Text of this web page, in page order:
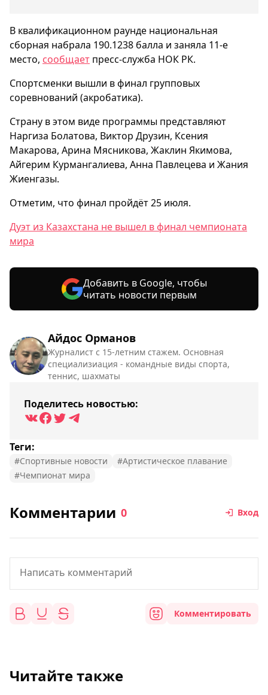
Айдос Орманов
Журналист с 15-летним стажем. Основная
специализиация - командные виды спорта,
теннис, шахматы
Поделитесь новостью:
Теги:
#Спортивные новости
#Артистическое плавание
#Чемпионат мира
В квалификационном раунде национальная
сборная набрала 190.1238 балла и заняла 11-е
место, сообщает пресс-служба НОК РК.
Спортсменки вышли в финал групповых
соревнований (акробатика).
Страну в этом виде программы представляют
Наргиза Болатова, Виктор Друзин, Ксения
Макарова, Арина Мясникова, Жаклин Якимова,
Айгерим Курмангалиева, Анна Павлецева и Жания
Жиенгазы.
Отметим, что финал пройдёт 25 июля.
Дуэт из Казахстана не вышел в финал чемпионата
мира
Добавить в Google, чтобы
читать новости первым
Комментарии 0 Вход
Комментировать
Читайте также